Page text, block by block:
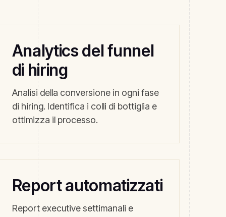
Analytics del funnel
di hiring
Analisi della conversione in ogni fase
di hiring. Identifica i colli di bottiglia e
ottimizza il processo.
Report automatizzati
Report executive settimanali e